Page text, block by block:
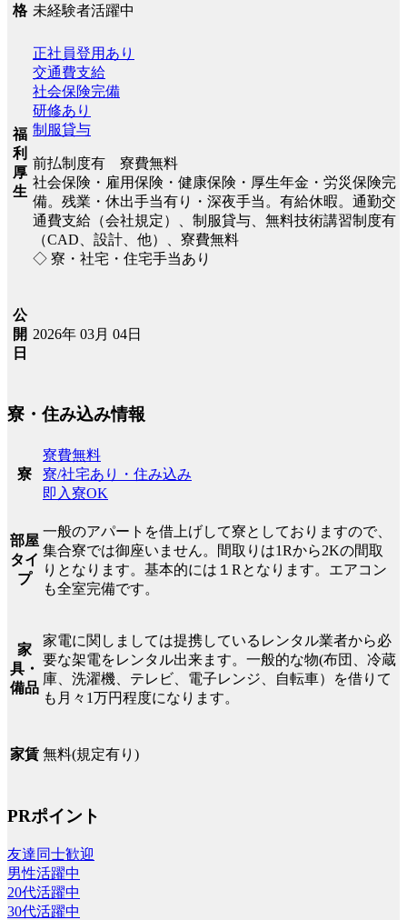
格 未経験者活躍中
福
利
厚
生
正社員登用あり
交通費支給
社会保険完備
研修あり
制服貸与
前払制度有 寮費無料
社会保険・雇用保険・健康保険・厚生年金・労災保険完
備。残業・休出手当有り・深夜手当。有給休暇。通勤交
通費支給（会社規定）、制服貸与、無料技術講習制度有
（CAD、設計、他）、寮費無料
◇ 寮・社宅・住宅手当あり
公
開
日
2026年 03月 04日
寮・住み込み情報
寮
寮費無料
寮/社宅あり・住み込み
即入寮OK
部屋
タイ
プ
一般のアパートを借上げして寮としておりますので、
集合寮では御座いません。間取りは1Rから2Kの間取
りとなります。基本的には１Rとなります。エアコン
も全室完備です。
家
具・
備品
家電に関しましては提携しているレンタル業者から必
要な架電をレンタル出来ます。一般的な物(布団、冷蔵
庫、洗濯機、テレビ、電子レンジ、自転車）を借りて
も月々1万円程度になります。
家賃 無料(規定有り)
PRポイント
友達同士歓迎
男性活躍中
20代活躍中
30代活躍中